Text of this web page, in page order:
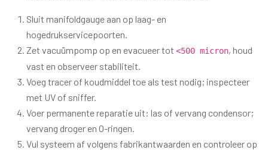
Sluit manifoldgauge aan op laag- en
hogedrukservicepoorten.
Zet vacuümpomp op en evacueer tot <500 micron, houd
vast en observeer stabiliteit.
Voeg tracer of koudmiddel toe als test nodig; inspecteer
met UV of sniffer.
Voer permanente reparatie uit: las of vervang condensor;
vervang droger en O-ringen.
Vul systeem af volgens fabrikantwaarden en controleer op